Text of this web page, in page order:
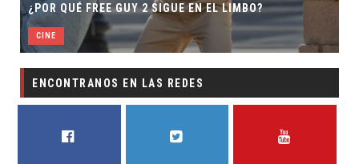
SIGUE EN EL LIMBO?
DIRECTOR
ENCONTRANOS EN LAS REDES